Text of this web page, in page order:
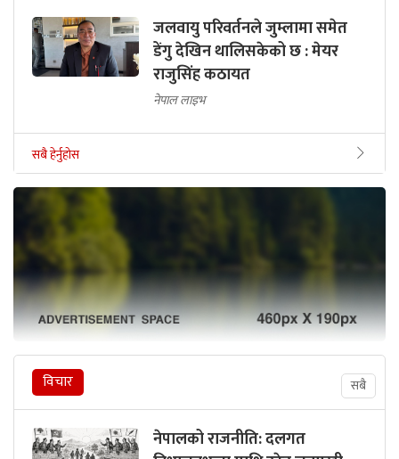
जलवायु परिवर्तनले जुम्लामा समेत
डेंगु देखिन थालिसकेको छ : मेयर
राजुसिंह कठायत
नेपाल लाइभ
सबै हेर्नुहोस
विचार सबै
नेपालको राजनीति: दलगत